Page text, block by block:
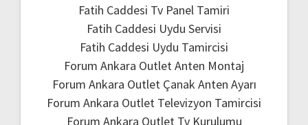
Fatih Caddesi Tv Panel Tamiri
Fatih Caddesi Uydu Servisi
Fatih Caddesi Uydu Tamircisi
Forum Ankara Outlet Anten Montaj
Forum Ankara Outlet Çanak Anten Ayarı
Forum Ankara Outlet Televizyon Tamircisi
Forum Ankara Outlet Tv Kurulumu